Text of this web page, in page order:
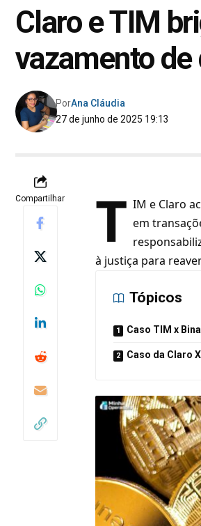
Claro e TIM
vazamento de
27 de junho de 2025 19:13
PorAna Cláudia
Compartilhar T IM e Claro
em
à justiça para
Tópicos
Caso TIM x
Caso da Claro